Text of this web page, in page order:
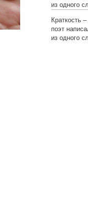
из одного
Краткость
поэт
из одного